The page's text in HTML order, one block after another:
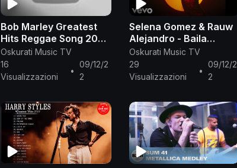
Bob Marley Greatest
Hits Reggae Song 2021
📀 Top 20 Best Song
Bob Marley
Oskurati Music TV
16
Visualizzazioni
•
09/12/2
2
Selena Gomez & Rauw
Alejandro - Baila
Conmigo (Premio Lo
Nuestro 2021)
Oskurati Music TV
29
Visualizzazioni
•
09/12/2
2